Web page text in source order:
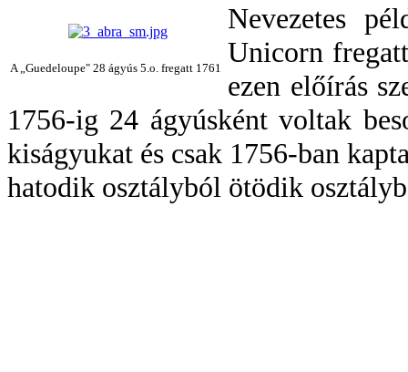
A „Guedeloupe" 28 ágyús 5.o. fregatt 1761
Nevezetes
Unicorn
ezen előírás
1756-ig 24 ágyúsként voltak
kiságyukat és csak 1756-ban
hatodik osztályból ötödik